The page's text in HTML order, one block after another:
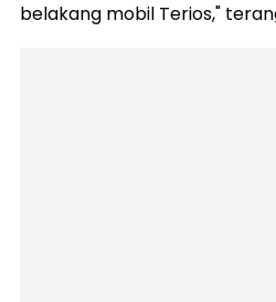
belakang mobil Terios,"